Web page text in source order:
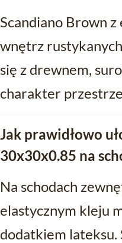
Scandiano Brown
wnętrz
się z drewnem,
charakter
Jak prawidłowo
30x30x0.85 na
Na schodach
elastycznym kleju
dodatkiem lateksu.